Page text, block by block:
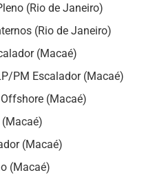
(Rio de Janeiro)
(Rio de Janeiro)
(Macaé)
PM Escalador (Macaé)
(Macaé)
(Macaé)
(Macaé)